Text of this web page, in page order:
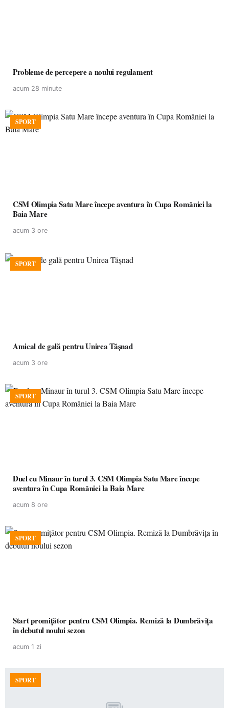
Probleme de percepere a noului regulament
acum 28 minute
SPORT
CSM Olimpia Satu Mare începe aventura în Cupa României la
Baia Mare
acum 3 ore
SPORT
Amical de gală pentru Unirea Tășnad
acum 3 ore
SPORT
Duel cu Minaur în turul 3. CSM Olimpia Satu Mare începe
aventura în Cupa României la Baia Mare
acum 8 ore
SPORT
Start promițător pentru CSM Olimpia. Remiză la Dumbrăvița
în debutul noului sezon
acum 1 zi
SPORT